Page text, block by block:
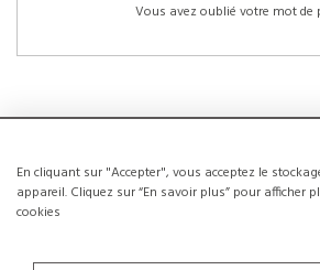
En cliquant sur "Accepter", vous acceptez le
appareil. Cliquez sur “En savoir plus” pour afficher
cookies
Vous avez oublié votre mot de
NOUVEAUX
La création d’un compte a de nombreux avantages: